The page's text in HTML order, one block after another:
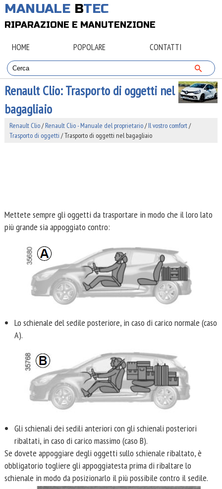
MANUALE BTEC
RIPARAZIONE E MANUTENZIONE
HOME POPOLARE CONTATTI
Renault Clio: Trasporto di oggetti nel
bagagliaio
Renault Clio/Renault Clio - Manuale del proprietario/Il vostro comfort/
Trasporto di oggetti / Trasporto di oggetti nel bagagliaio
Mettete sempre gli oggetti da trasportare in modo che il loro lato
più grande sia appoggiato contro:
Lo schienale del sedile posteriore, in caso di carico normale (caso
A).
Gli schienali dei sedili anteriori con gli schienali posteriori
ribaltati, in caso di carico massimo (caso B).
Se dovete appoggiare degli oggetti sullo schienale ribaltato, è
obbligatorio togliere gli appoggiatesta prima di ribaltare lo
schienale in modo da posizionarlo il più possibile contro il sedile.